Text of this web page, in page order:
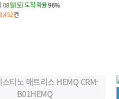
08일(토) 도착 확률96%
건